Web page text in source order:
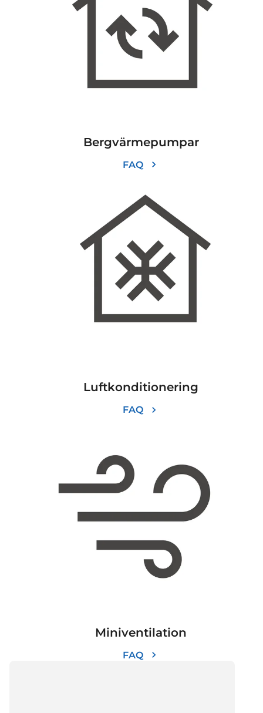
Bergvärmepumpar
FAQ
Luftkonditionering
FAQ
Miniventilation
FAQ